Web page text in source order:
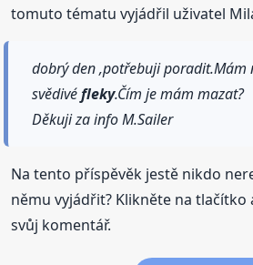
tomuto tématu vyjádřil uživatel
dobrý den ,potřebuji poradit.Mám
svědivéfleky.Čím je mám mazat?
Děkuji za info M.Sailer
Na tento příspěvěk jestě nikdo
němu vyjádřit? Klikněte na
svůj komentář.